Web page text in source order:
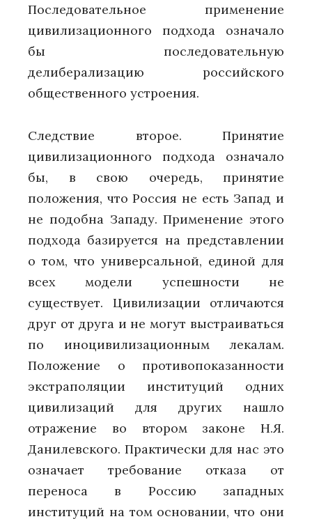
Последовательное применение
цивилизационного подхода означало
бы последовательную
делиберализацию российского
общественного устроения.
Следствие второе. Принятие
цивилизационного подхода означало
бы, в свою очередь, принятие
положения, что Россия не есть Запад и
не подобна Западу. Применение этого
подхода базируется на представлении
о том, что универсальной, единой для
всех модели успешности не
существует. Цивилизации отличаются
друг от друга и не могут выстраиваться
по иноцивилизационным лекалам.
Положение о противопоказанности
экстраполяции институций одних
цивилизаций для других нашло
отражение во втором законе Н.Я.
Данилевского. Практически для нас это
означает требование отказа от
переноса в Россию западных
институций на том основании, что они